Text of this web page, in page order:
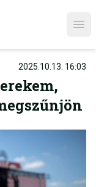
2025.10.13. 16:03